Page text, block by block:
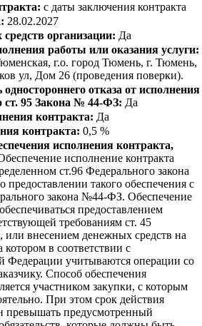
с даты заключения контракта
28.02.2027
организации: Да
работы или оказания услуги:
г.о. город Тюмень, г. Тюмень,
ул, Дом 26 (проведения поверки).
отказа от исполнения
ст. 95 Закона № 44-ФЗ: Да
контракта: Да
контракта: 0,5 %
исполнения контракта,
исполнение контракта
ст.96 Федерального закона
такого обеспечения с
закона №44-ФЗ. Обеспечение
предоставлением
требованиям ст. 45
внесением денежных средств на
котором в соответствии с
Федерации учитываются операции со
Способ обеспечения
участником закупки, с которым
При этом срок действия
превышать предусмотренный